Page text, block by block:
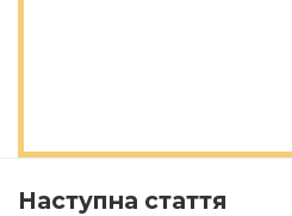
Наступна стаття